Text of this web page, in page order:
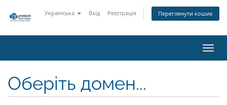
Українська Вхід Реєстрація Переглянути кошик
Оберіть домен...